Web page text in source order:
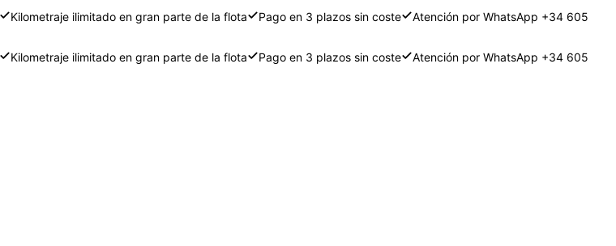
Kilometraje ilimitado en gran parte de la flota Pago en 3 plazos sin coste
Atención por WhatsApp +34 605
Kilometraje ilimitado en gran parte de la flota Pago en 3 plazos sin coste
Atención por WhatsApp +34 605